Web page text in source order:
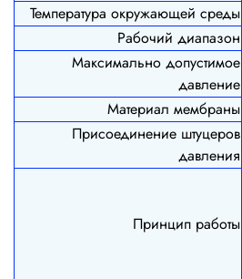
Температура окружающей среды
Рабочий диапазон
Максимально допустимое
давление
Материал мембраны
Присоединение штуцеров
давления
Принцип работы